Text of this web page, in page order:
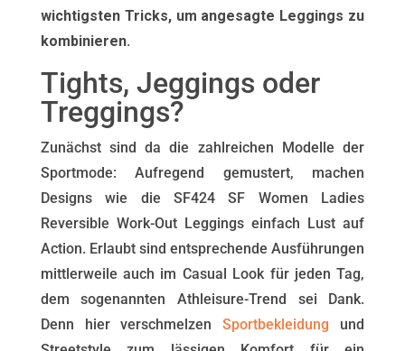
wichtigsten Tricks, um angesagte Leggings zu
kombinieren.
Tights, Jeggings oder
Treggings?
Zunächst sind da die zahlreichen Modelle der
Sportmode: Aufregend gemustert, machen
Designs wie die SF424 SF Women Ladies
Reversible Work-Out Leggings einfach Lust auf
Action. Erlaubt sind entsprechende Ausführungen
mittlerweile auch im Casual Look für jeden Tag,
dem sogenannten Athleisure-Trend sei Dank.
Denn hier verschmelzenSportbekleidung und